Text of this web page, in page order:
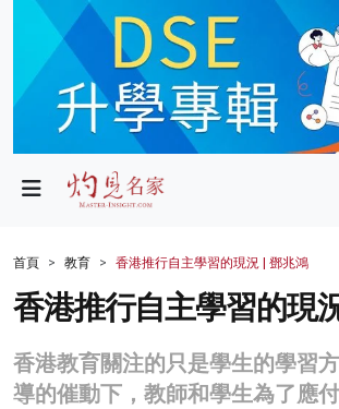
政局
財經
生活
商業
首頁 教育 香港推行自主學習的現況 | 鄧兆鴻
香港推行自主學習的現
香港教育關注的只是學生的學習
導的催動下，教師和學生為了應